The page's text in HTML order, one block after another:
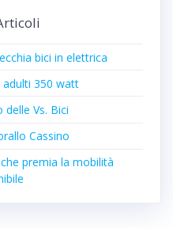
bici in elettrica
350 watt
Vs. Bici
Cassino
premia la mobilità